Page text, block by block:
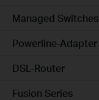
Managed Switches
Powerline-Adapter
DSL-Router
Fusion Series